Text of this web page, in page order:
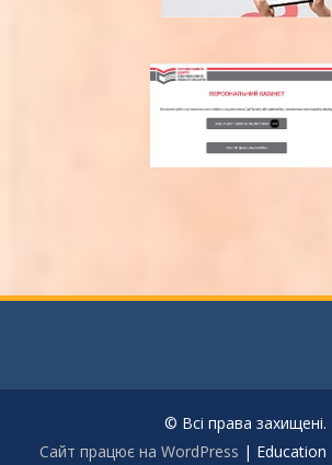
© Всі права захищені.
Сайт працює на WordPress | Education